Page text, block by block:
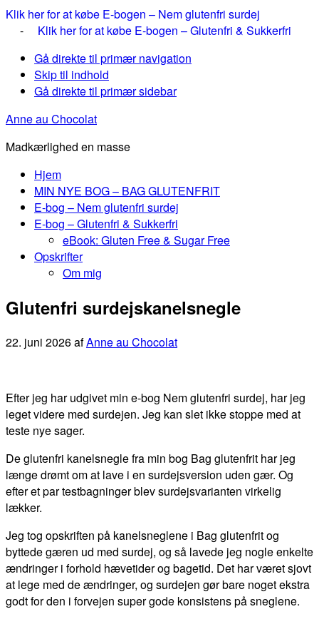
Klik her for at købe E-bogen – Nem glutenfri surdej
- Klik her for at købe E-bogen – Glutenfri & Sukkerfri
Gå direkte til primær navigation
Skip til indhold
Gå direkte til primær sidebar
Anne au Chocolat
Madkærlighed en masse
Hjem
MIN NYE BOG – BAG GLUTENFRIT
E-bog – Nem glutenfri surdej
E-bog – Glutenfri & Sukkerfri
eBook: Gluten Free & Sugar Free
Opskrifter
Om mig
Glutenfri surdejskanelsnegle
22. juni 2026afAnne au Chocolat
Efter jeg har udgivet min e-bog Nem glutenfri surdej, har jeg
leget videre med surdejen. Jeg kan slet ikke stoppe med at
teste nye sager.
De glutenfri kanelsnegle fra min bog Bag glutenfrit har jeg
længe drømt om at lave i en surdejsversion uden gær. Og
efter et par testbagninger blev surdejsvarianten virkelig
lækker.
Jeg tog opskriften på kanelsneglene i Bag glutenfrit og
byttede gæren ud med surdej, og så lavede jeg nogle enkelte
ændringer i forhold hævetider og bagetid. Det har været sjovt
at lege med de ændringer, og surdejen gør bare noget ekstra
godt for den i forvejen super gode konsistens på sneglene.